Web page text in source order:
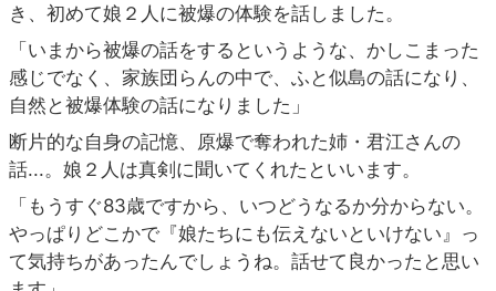
き、初めて娘２人に被爆の体験を話しました。
「いまから被爆の話をするというような、かしこまった
感じでなく、家族団らんの中で、ふと似島の話になり、
自然と被爆体験の話になりました」
断片的な自身の記憶、原爆で奪われた姉・君江さんの
話...。娘２人は真剣に聞いてくれたといいます。
「もうすぐ83歳ですから、いつどうなるか分からない。
やっぱりどこかで『娘たちにも伝えないといけない』っ
て気持ちがあったんでしょうね。話せて良かったと思い